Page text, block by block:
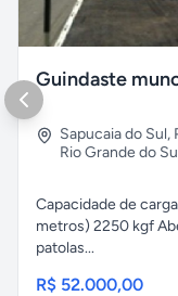
Sapucaia do Sul,
Rio Grande do
Capacidade de
metros) 2250 kgf
patolas...
R$ 52.000,00